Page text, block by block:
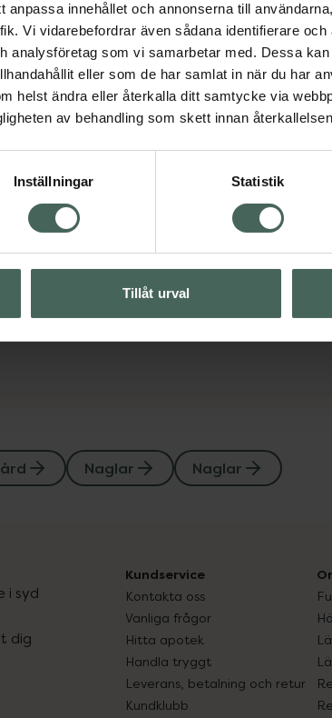
anpassa innehållet och annonserna till
Vi vidarebefordrar även sådana identifierare och
analysföretag som vi samarbetar med. Dessa
eller som de har samlat in när du har
helst ändra eller återkalla ditt samtycke via
av behandling som skett innan
Inställningar Statistik
Tillåt urval
Pris online
129 kr
Köp båda för:
208 kr
Visa
Visa
Naglar Naglar
i syd
dig
Kundservice
Kontakta oss
Vanliga frågor
Hitta apotek
Handla tryggt
Leverans, betalning och retur
Kundklubb